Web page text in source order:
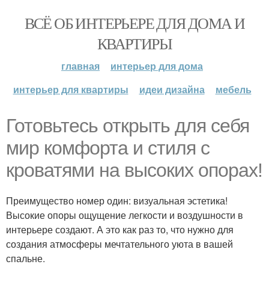
ВСЁ ОБ ИНТЕРЬЕРЕ ДЛЯ ДОМА И
КВАРТИРЫ
главная
интерьер для дома
интерьер для квартиры
идеи дизайна мебель
Готовьтесь открыть для себя
мир комфорта и стиля с
кроватями на высоких опорах!
Преимущество номер один: визуальная эстетика!
Высокие опоры ощущение легкости и воздушности в
интерьере создают. А это как раз то, что нужно для
создания атмосферы мечтательного уюта в вашей
спальне.